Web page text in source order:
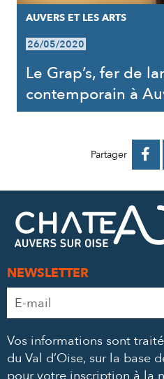
AUVERS ET LES ARTS
26/05/2020
Le Grap’s, fer de
contemporain à
Partager 
NEWSLETTER
Adresse
e-
*
Vos informations sont
du Val d’Oise, sur la base